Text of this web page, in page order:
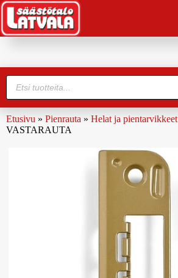
Etusivu » Pienrauta » Helat ja pientarvikkeet
VASTARAUTA